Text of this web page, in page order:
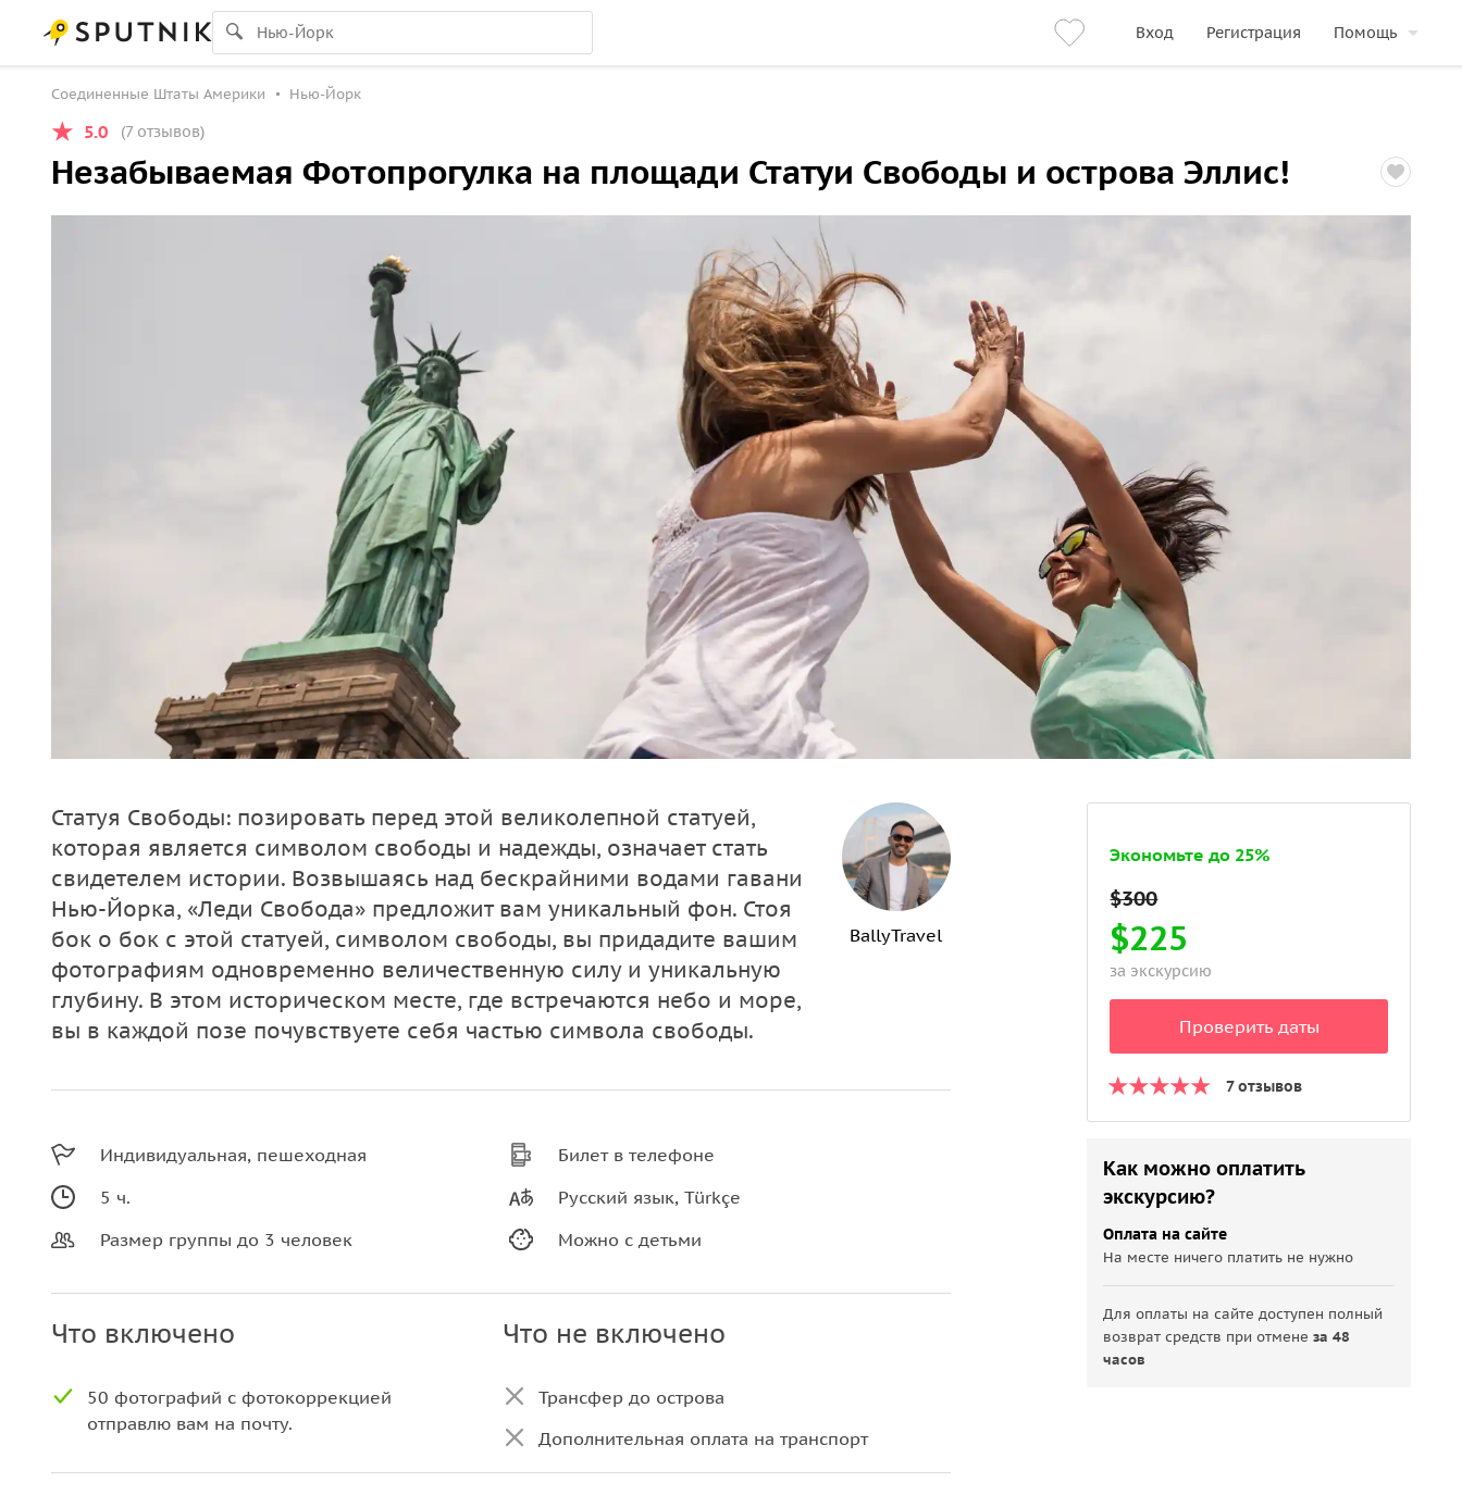
Вход Регистрация Помощь
Соединенные Штаты Америки Нью-Йорк
5.0 (7 отзывов)
Незабываемая Фотопрогулка на площади Статуи Свободы и острова Эллис!
Статуя Свободы: позировать перед этой великолепной статуей,
которая является символом свободы и надежды, означает стать
свидетелем истории. Возвышаясь над бескрайними водами гавани
Нью-Йорка, «Леди Свобода» предложит вам уникальный фон. Стоя
бок о бок с этой статуей, символом свободы, вы придадите вашим
фотографиям одновременно величественную силу и уникальную
глубину. В этом историческом месте, где встречаются небо и море,
вы в каждой позе почувствуете себя частью символа свободы.
BallyTravel
Индивидуальная, пешеходная
5 ч.
Размер группы до 3 человек
Билет в телефоне
Русский язык, Türkçe
Можно с детьми
Что включено
50 фотографий с фотокоррекцией
отправлю вам на почту.
Что не включено
Трансфер до острова
Дополнительная оплата на транспорт
Экономьте до 25%
$225
за экскурсию
Проверить даты
7 отзывов
Как можно оплатить
экскурсию?
Оплата на сайте
На месте ничего платить не нужно
Для оплаты на сайте доступен полный
возврат средств при отменеза 48
часов